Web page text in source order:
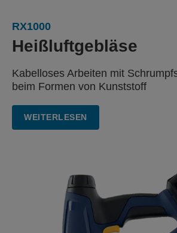
RX1000
Heißluftgebläse
Kabelloses Arbeiten mit
beim Formen von Kunststoff
WEITERLESEN